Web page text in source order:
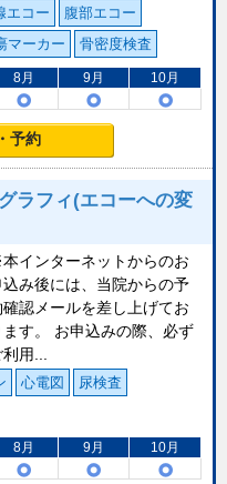
エコー
腹部エコー
マーカー 骨密度検査
8月 9月 10月
予約
ラフィ(エコーへの変
インターネットからのお
込み後には、当院からの予
確認メールを差し上げてお
ます。 お申込みの際、必ず
利用...
心電図
尿検査
8月 9月 10月